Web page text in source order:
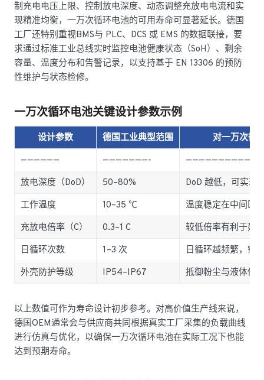
制充电电压上限、控制放电深度、动态调整充放电电流和实
现精准均衡，一万次循环电池的可用寿命可显著延长。德国
工厂还特别重视BMS与 PLC、DCS 或 EMS 的数据联接，要
求通过标准工业总线实时监控电池健康状态（SoH）、剩余
容量、温度分布和告警记录，以支持基于 EN 13306 的预防
性维护与状态检修。
一万次循环电池关键设计参数示例
设计参数 德国工业典型范围
对一万次循
——————
———————-
放电深度（DoD）
50–80%
DoD 越低，可实现
工作温度
10–35 ℃
温度稳定在中间区
充放电倍率（C）
0.3–1 C
较低倍率有利于延
日循环次数
1–3 次
日循环越频繁，需
外壳防护等级
IP54–IP67 抵御粉尘与液体侵
以上数值可作为寿命设计初步参考。对高价值生产线来说，
德国OEM通常会与供应商共同根据真实工厂采集的负载曲线
进行仿真与优化，以确保一万次循环电池在实际工况下也能
达到预期寿命。